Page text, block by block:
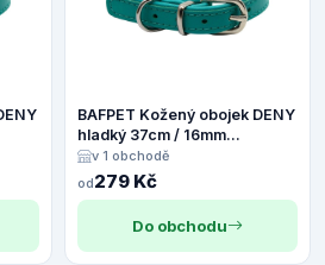
BAFPET Kožený obojek DENY
hladký 37cm / 16mm
tyrkysová
v 1 obchodě
od279 Kč
Do obchodu